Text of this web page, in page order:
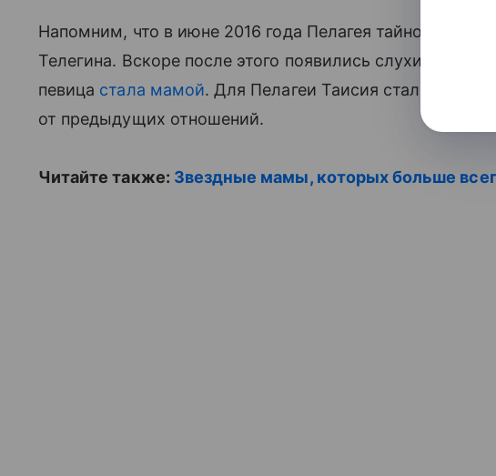
Напомним, что в июне 2016 года Пелагея тайно вышла
Телегина. Вскоре после этого появились слухи о
певица стала мамой. Для Пелагеи Таисия стала
от предыдущих отношений.
Читайте также: Звездные мамы, которых больше